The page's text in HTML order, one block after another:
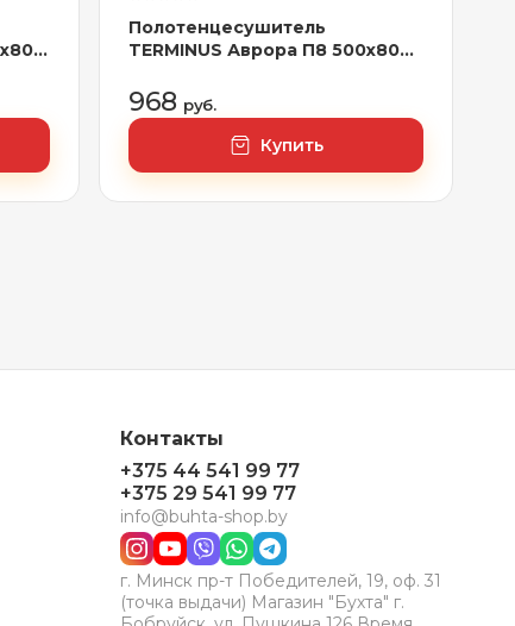
Полотенцесушитель
TERMINUS Аврора П8 500x800
968 руб.
Купить
Контакты
+375 44 541 99 77
+375 29 541 99 77
info@buhta-shop.by
г. Минск пр-т Победителей, 19, оф. 31
(точка выдачи) Магазин "Бухта" г.